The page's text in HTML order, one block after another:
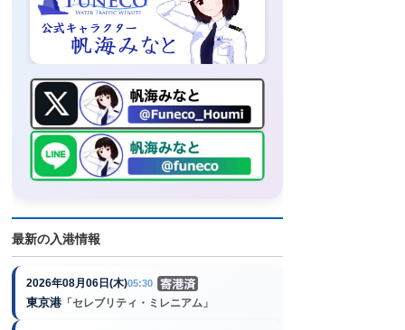
最新の入港情報
2026年08月06日(木)05:30
東京港 「セレブリティ・ミレニアム」